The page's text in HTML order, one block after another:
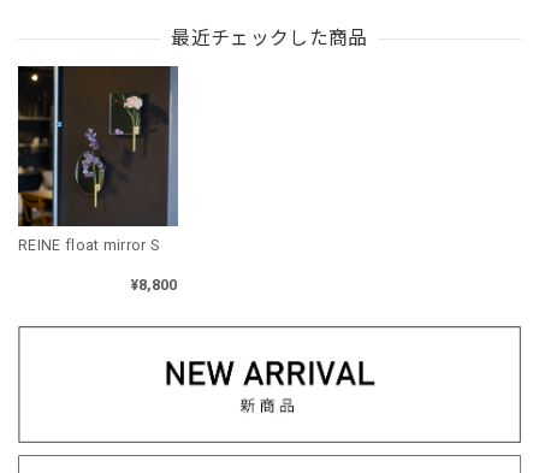
最近チェックした商品
REINE float mirror S
¥8,800